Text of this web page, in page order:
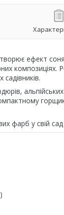
ефект
фарб у свій